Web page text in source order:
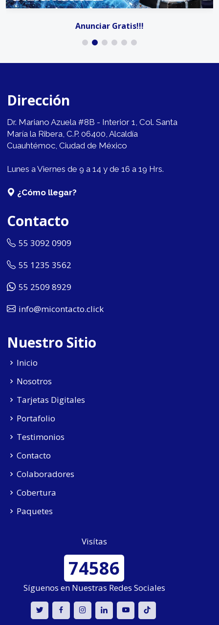
Anunciar Gratis!!!
Dirección
Dr. Mariano Azuela #8B - Interior 1, Col. Santa
María la Ribera, C.P. 06400, Alcaldía
Cuauhtémoc, Ciudad de México
Lunes a Viernes de 9 a 14 y de 16 a 19 Hrs.
¿Cómo llegar?
Contacto
55 3092 0909
55 1235 3562
55 2509 8929
info@micontacto.click
Nuestro Sitio
Inicio
Nosotros
Tarjetas Digitales
Portafolio
Testimonios
Contacto
Colaboradores
Cobertura
Paquetes
Visítas
74586
Síguenos en Nuestras Redes Sociales